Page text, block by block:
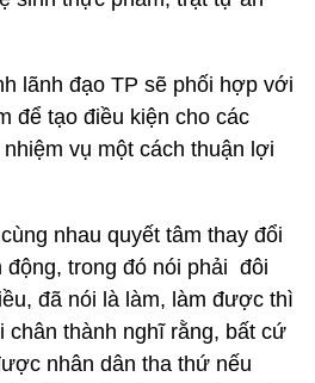
lãnh đạo TP sẽ phối hợp với
để tạo điều kiện cho các
vụ một cách thuận lợi
nhau quyết tâm thay đổi
động, trong đó nói phải đôi
đã nói là làm, làm được thì
chân thành nghĩ rằng, bất cứ
nhân dân tha thứ nếu